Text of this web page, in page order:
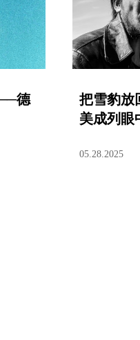
德
把雪豹放
美成列眼
05.28.2025